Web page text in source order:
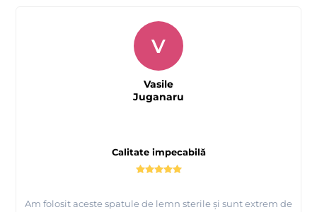
Calitate impecabilă
Am folosit aceste spatule de lemn sterile și sunt extrem de
V
Vasile
Juganaru